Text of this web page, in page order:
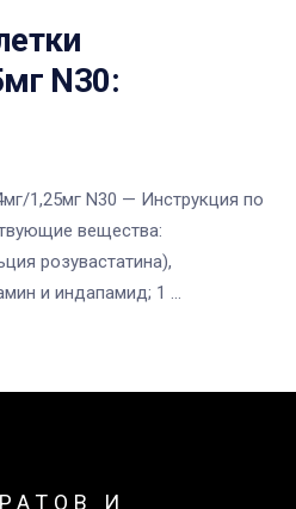
N30:
1,25мг N30 — Инструкция по
вещества:
розувастатина),
и индапамид; 1 ...
И